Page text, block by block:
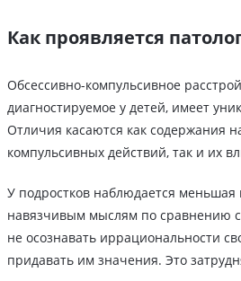
Как проявляется
Обсессивно-компульсивное
диагностируемое у детей, имеет
Отличия касаются как содержания
компульсивных действий, так и их
У подростков наблюдается меньшая
навязчивым мыслям по сравнению
не осознавать иррациональности
придавать им значения. Это